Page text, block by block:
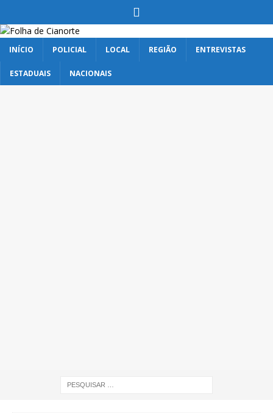
INÍCIO POLICIAL LOCAL REGIÃO ENTREVISTAS
ESTADUAIS NACIONAIS